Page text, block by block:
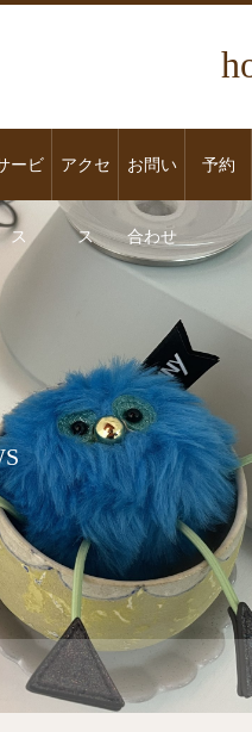
ービ
ス
アクセ
ス
お問い
合わせ
予約